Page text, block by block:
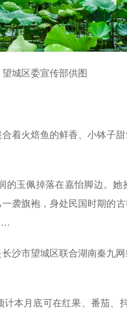
城区委宣传部供图
着火焙鱼的鲜香、小钵子
玉佩掉落在嘉怡脚边。
袭旗袍，身处民国时期的
沙市望城区联合湖南秦九
本月底可在红果、番茄、